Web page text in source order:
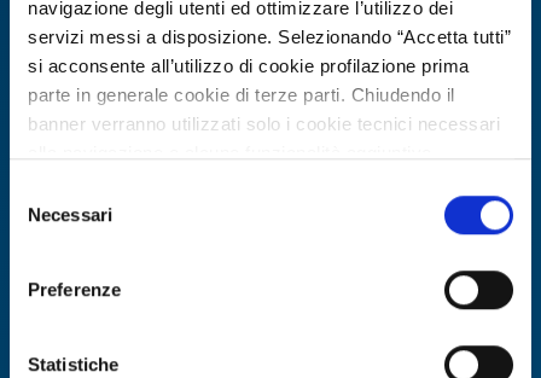
navigazione degli utenti ed ottimizzare l’utilizzo dei
servizi messi a disposizione. Selezionando “Accetta tutti”
si acconsente all’utilizzo di cookie profilazione prima
parte in generale cookie di terze parti. Chiudendo il
banner verranno utilizzati solo i cookie tecnici necessari
Per conoscere i dettagli, consulta la nostra cookie policy.
https://www.openinnovation.regione.lombardia.it/it/co
https://www.openinnovation.regione.lombardia.it/it/pr
delNecessari
Preferenze
Statistiche
energetici